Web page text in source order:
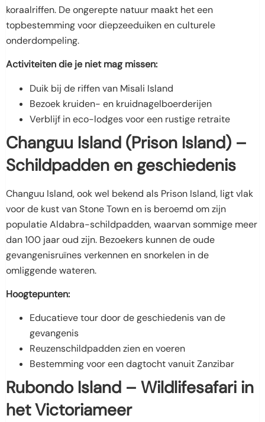
koraalriffen. De ongerepte natuur maakt het een
topbestemming voor diepzeeduiken en culturele
onderdompeling.
Activiteiten die je niet mag missen:
Duik bij de riffen van Misali Island
Bezoek kruiden- en kruidnagelboerderijen
Verblijf in eco-lodges voor een rustige retraite
Changuu Island (Prison Island) –
Schildpadden en geschiedenis
Changuu Island, ook wel bekend als Prison Island, ligt vlak
voor de kust van Stone Town en is beroemd om zijn
populatie Aldabra-schildpadden, waarvan sommige meer
dan 100 jaar oud zijn. Bezoekers kunnen de oude
gevangenisruïnes verkennen en snorkelen in de
omliggende wateren.
Hoogtepunten:
Educatieve tour door de geschiedenis van de
gevangenis
Reuzenschildpadden zien en voeren
Bestemming voor een dagtocht vanuit Zanzibar
Rubondo Island – Wildlifesafari in
het Victoriameer